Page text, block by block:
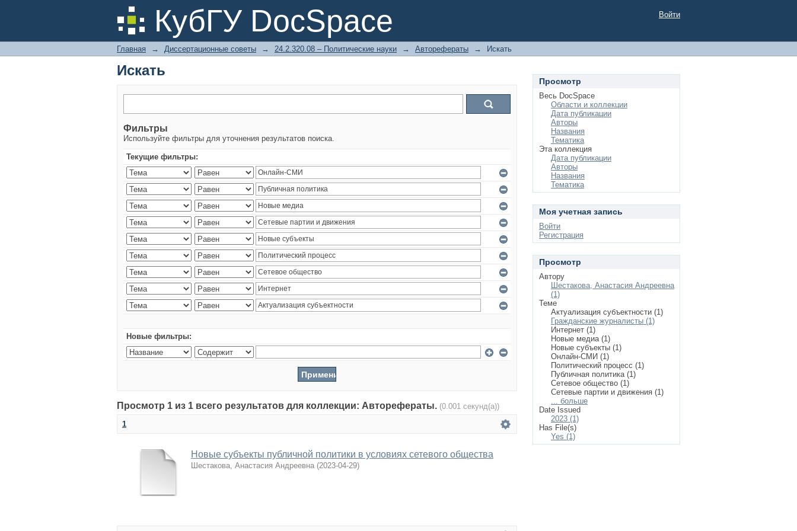
КубГУ DocSpace
Искать Войти
Главная → Диссертационные советы → 24.2.320.08 – Политические науки → Авторефераты → Искать
Искать
Фильтры
Используйте фильтры для уточнения результатов поиска.
Текущие фильтры:
Новые фильтры:
Просмотр 1 из 1 всего результатов для коллекции: Авторефераты. (0.001 секунд(а))
1
Новые субъекты публичной политики в условиях сетевого общества
Шестакова, Анастасия Андреевна (2023-04-29)
Просмотр
Весь DocSpace
Области и коллекции
Дата публикации
Авторы
Названия
Тематика
Эта коллекция
Дата публикации
Авторы
Названия
Тематика
Моя учетная запись
Войти
Регистрация
Просмотр
Автору
Шестакова, Анастасия Андреевна
(1)
Теме
Актуализация субъектности (1)
Гражданские журналисты (1)
Интернет (1)
Новые медиа (1)
Новые субъекты (1)
Онлайн-СМИ (1)
Политический процесс (1)
Публичная политика (1)
Сетевое общество (1)
Сетевые партии и движения (1)
... больше
Date Issued
2023 (1)
Has File(s)
Yes (1)